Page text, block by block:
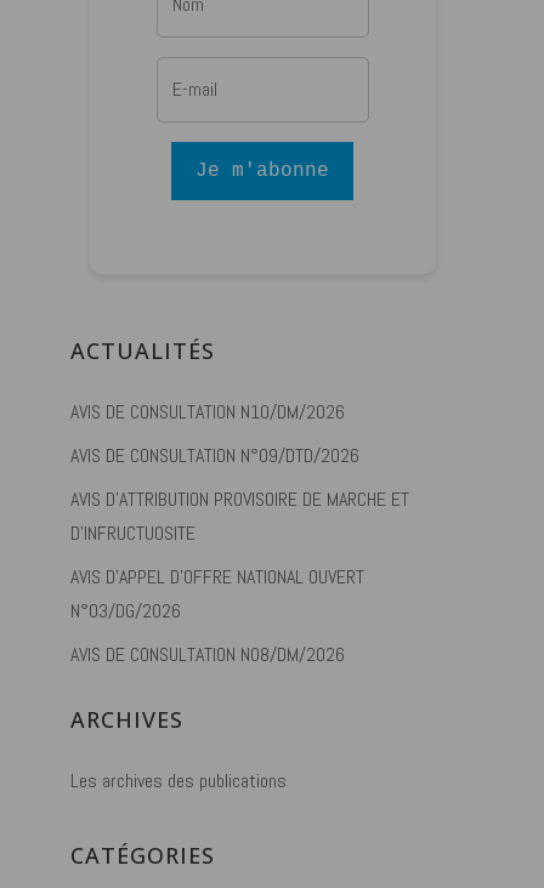
Je m'abonne
ACTUALITÉS
AVIS DE CONSULTATION N10/DM/2026
AVIS DE CONSULTATION N°09/DTD/2026
AVIS D’ATTRIBUTION PROVISOIRE DE MARCHE ET
D’INFRUCTUOSITE
AVIS D’APPEL D’OFFRE NATIONAL OUVERT
N°03/DG/2026
AVIS DE CONSULTATION N08/DM/2026
ARCHIVES
Les archives des publications
CATÉGORIES